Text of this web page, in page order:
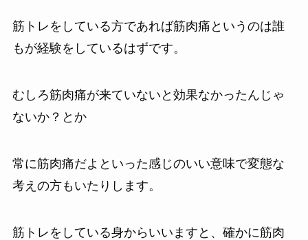
筋トレをしている方であれば筋肉痛というのは誰
もが経験をしているはずです。
むしろ筋肉痛が来ていないと効果なかったんじゃ
ないか？とか
常に筋肉痛だよといった感じのいい意味で変態な
考えの方もいたりします。
筋トレをしている身からいいますと、確かに筋肉